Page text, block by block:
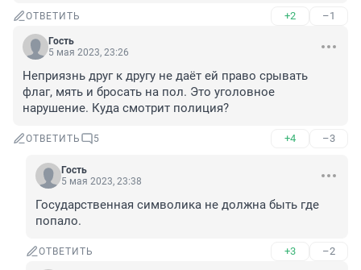
ОТВЕТИТЬ +2 –1
Гость
5 мая 2023, 23:26
Неприязнь друг к другу не даёт ей право срывать
флаг, мять и бросать на пол. Это уголовное
нарушение. Куда смотрит полиция?
ОТВЕТИТЬ 5 +4 –3
Гость
5 мая 2023, 23:38
Государственная символика не должна быть где
попало.
ОТВЕТИТЬ +3 –2